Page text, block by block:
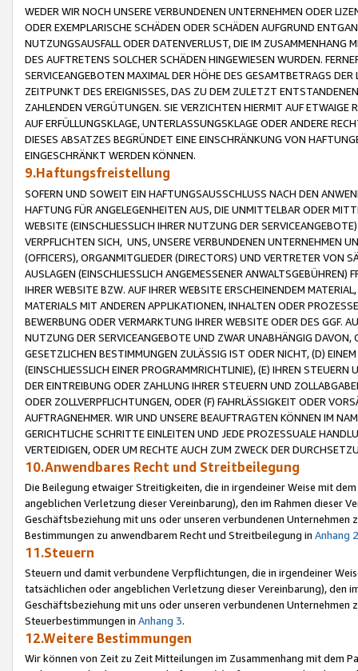
WEDER WIR NOCH UNSERE VERBUNDENEN UNTERNEHMEN ODER
ODER EXEMPLARISCHE SCHÄDEN ODER SCHÄDEN AUFGRUND
NUTZUNGSAUSFALL ODER DATENVERLUST, DIE IM ZUSAMMENHANG
DES AUFTRETENS SOLCHER SCHÄDEN HINGEWIESEN WURDEN.
SERVICEANGEBOTEN MAXIMAL DER HÖHE DES GESAMTBETRAGS
ZEITPUNKT DES EREIGNISSES, DAS ZU DEM ZULETZT
ZAHLENDEN VERGÜTUNGEN. SIE VERZICHTEN HIERMIT AUF
AUF ERFÜLLUNGSKLAGE, UNTERLASSUNGSKLAGE ODER ANDERE
DIESES ABSATZES BEGRÜNDET EINE EINSCHRÄNKUNG VON
EINGESCHRÄNKT WERDEN KÖNNEN.
9.Haftungsfreistellung
SOFERN UND SOWEIT EIN HAFTUNGSAUSSCHLUSS NACH DEN
HAFTUNG FÜR ANGELEGENHEITEN AUS, DIE UNMITTELBAR ODER
WEBSITE (EINSCHLIESSLICH IHRER NUTZUNG DER
VERPFLICHTEN SICH, UNS, UNSERE VERBUNDENEN UNTERNEHMEN
(OFFICERS), ORGANMITGLIEDER (DIRECTORS) UND VERTRETER VON
AUSLAGEN (EINSCHLIESSLICH ANGEMESSENER
IHRER WEBSITE BZW. AUF IHRER WEBSITE ERSCHEINENDEM
MATERIALS MIT ANDEREN APPLIKATIONEN, INHALTEN ODER
BEWERBUNG ODER VERMARKTUNG IHRER WEBSITE ODER DES GGF.
NUTZUNG DER SERVICEANGEBOTE UND ZWAR UNABHÄNGIG
GESETZLICHEN BESTIMMUNGEN ZULÄSSIG IST ODER NICHT, (D)
(EINSCHLIESSLICH EINER PROGRAMMRICHTLINIE), (E) IHREN
DER EINTREIBUNG ODER ZAHLUNG IHRER STEUERN UND
ODER ZOLLVERPFLICHTUNGEN, ODER (F) FAHRLÄSSIGKEIT ODER
AUFTRAGNEHMER. WIR UND UNSERE BEAUFTRAGTEN KÖNNEN IM
GERICHTLICHE SCHRITTE EINLEITEN UND JEDE PROZESSUALE
VERTEIDIGEN, ODER UM RECHTE AUCH ZUM ZWECK DER
10.Anwendbares Recht und Streitbeilegung
Die Beilegung etwaiger Streitigkeiten, die in irgendeiner Weise mit
angeblichen Verletzung dieser Vereinbarung), den im Rahmen dieser
Geschäftsbeziehung mit uns oder unseren verbundenen
Bestimmungen zu anwendbarem Recht und Streitbeilegung in Anhang 2
11.Steuern
Steuern und damit verbundene Verpflichtungen, die in irgendeiner
tatsächlichen oder angeblichen Verletzung dieser Vereinbarung), den
Geschäftsbeziehung mit uns oder unseren verbundenen
Steuerbestimmungen in Anhang 3.
12.Weitere Bestimmungen
Wir können von Zeit zu Zeit Mitteilungen im Zusammenhang mit dem